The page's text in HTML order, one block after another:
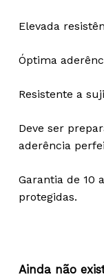
Elevada
Óptima
Resistente a
Deve ser
aderência
Garantia de 10
protegidas.
Ainda não